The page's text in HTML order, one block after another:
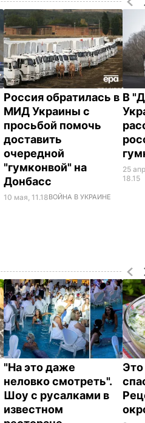
Россия обратилась в
МИД Украины с
просьбой помочь
доставить
очередной
"гумконвой" на
Донбасс
10 мая, 11.18ВОЙНА В УКРАИНЕ
В
25
18.15
"На это даже
неловко смотреть".
Шоу с русалками в
известном
Это